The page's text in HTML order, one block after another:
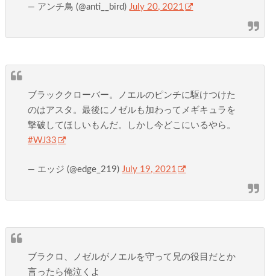
— アンチ鳥 (@anti__bird)July 20, 2021
ブラッククローバー。ノエルのピンチに駆けつけた
のはアスタ。最後にノゼルも加わってメギキュラを
撃破してほしいもんだ。しかし今どこにいるやら。
#WJ33
— エッジ (@edge_219) July 19, 2021
ブラクロ、ノゼルがノエルを守って兄の役目だとか
言ったら俺泣くよ